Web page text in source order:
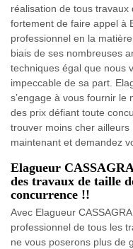
réalisation de tous
fortement de faire appel à
professionnel en la
biais de ses nombreuses
techniques égal que nous
impeccable de sa part.
s’engage à vous fournir le
des prix défiant toute
trouver moins cher
maintenant et demandez
Elagueur
des travaux de taille
concurrence !!
Avec Elagueur
professionnel de tous les
ne vous poserons plus de